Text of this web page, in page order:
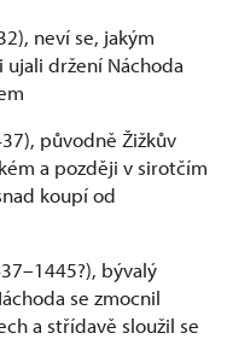
neví se, jakým
držení Náchoda
původně Žižkův
a později v sirotčím
koupí od
bývalý
se zmocnil
a střídavě sloužil se